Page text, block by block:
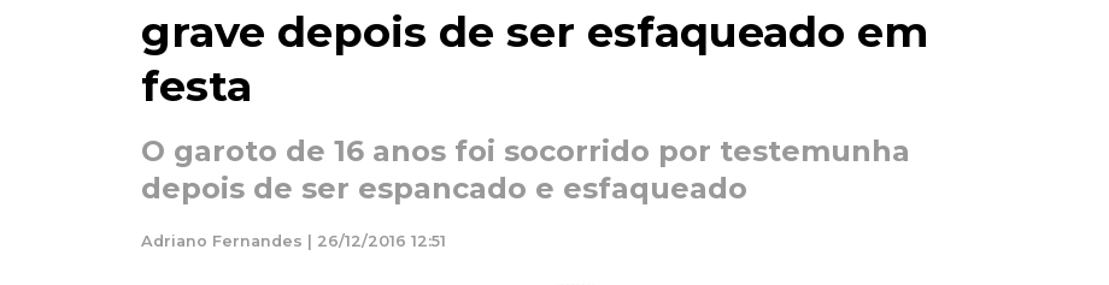
grave depois de ser esfaqueado em
festa
O garoto de 16 anos foi socorrido por testemunha
depois de ser espancado e esfaqueado
Adriano Fernandes | 26/12/2016 12:51